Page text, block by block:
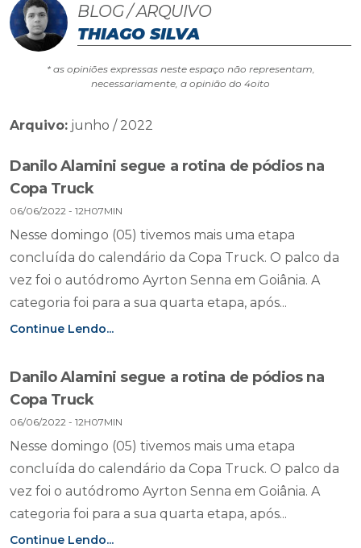
BLOG / ARQUIVO
THIAGO SILVA
* as opiniões expressas neste espaço não representam,
necessariamente, a opinião do 4oito
Arquivo: junho / 2022
Danilo Alamini segue a rotina de pódios na
Copa Truck
06/06/2022 - 12H07MIN
Nesse domingo (05) tivemos mais uma etapa
concluída do calendário da Copa Truck. O palco da
vez foi o autódromo Ayrton Senna em Goiânia. A
categoria foi para a sua quarta etapa, após...
Continue Lendo...
Danilo Alamini segue a rotina de pódios na
Copa Truck
06/06/2022 - 12H07MIN
Nesse domingo (05) tivemos mais uma etapa
concluída do calendário da Copa Truck. O palco da
vez foi o autódromo Ayrton Senna em Goiânia. A
categoria foi para a sua quarta etapa, após...
Continue Lendo...